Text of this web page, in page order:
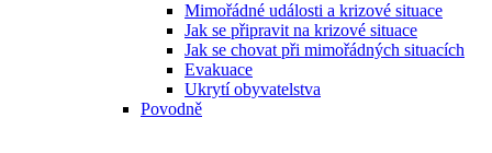
Mimořádné události a krizové situace
Jak se připravit na krizové situace
Jak se chovat při mimořádných situacích
Evakuace
Ukrytí obyvatelstva
Povodně